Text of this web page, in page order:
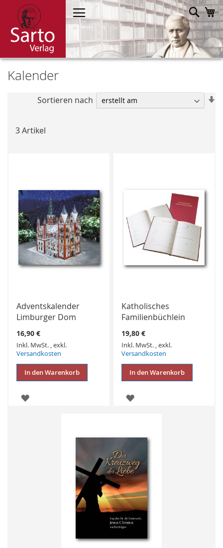
Direkt
zum
Inhalt
Kalender
3Artikel
Sortieren nach
Adventskalender
Limburger Dom
16,90 €
Inkl. MwSt. ,exkl.
Versandkosten
In den Warenkorb
ZUR
Katholisches
Familienbüchlein
19,80 €
Inkl. MwSt. ,exkl.
Versandkosten
In den Warenkorb
ZUR